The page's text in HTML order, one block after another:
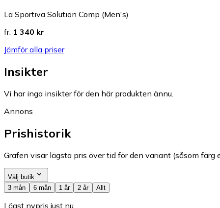
La Sportiva Solution Comp (Men's)
fr. 1 340 kr
Jämför alla priser
Insikter
Vi har inga insikter för den här produkten ännu.
Annons
Prishistorik
Grafen visar lägsta pris över tid för den variant (såsom
Välj butik
3 mån
6 mån 1 år 2 år Allt
Lägst nypris just nu